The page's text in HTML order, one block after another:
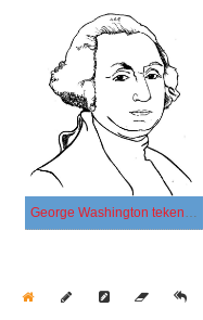
George Washington tekenen